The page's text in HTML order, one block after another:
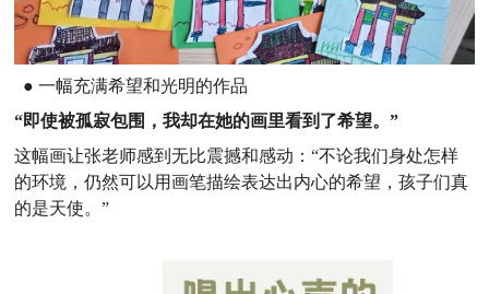
● 一幅充满希望和光明的作品
“即使被孤寂包围，我却在她的画里看到了希望。”
这幅画让张老师感到无比震撼和感动：“不论我们身处怎样
的环境，仍然可以用画笔描绘表达出内心的希望，孩子们真
的是天使。”